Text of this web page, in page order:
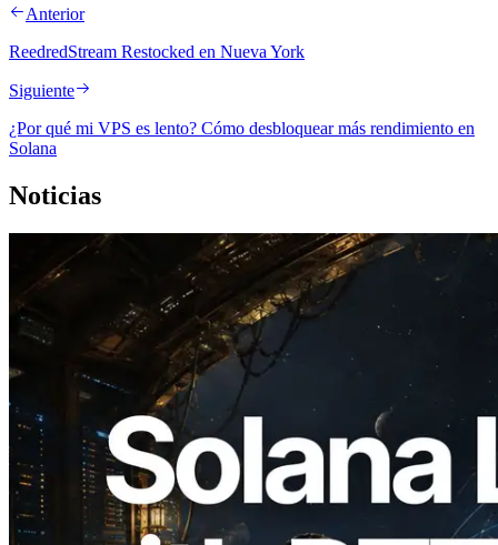
Anterior
ReedredStream Restocked en Nueva York
Siguiente
¿Por qué mi VPS es lento? Cómo desbloquear más rendimiento en
Solana
Noticias
2026.08.05